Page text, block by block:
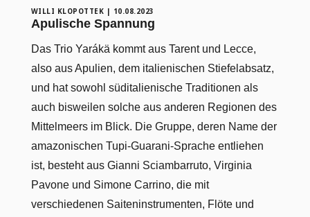
WILLI KLOPOTTEK | 10.08.2023
Apulische Spannung
Das Trio Yarákä kommt aus Tarent und Lecce,
also aus Apulien, dem italienischen Stiefelabsatz,
und hat sowohl süditalienische Traditionen als
auch bisweilen solche aus anderen Regionen des
Mittelmeers im Blick. Die Gruppe, deren Name der
amazonischen Tupi-Guarani-Sprache entliehen
ist, besteht aus Gianni Sciambarruto, Virginia
Pavone und Simone Carrino, die mit
verschiedenen Saiteninstrumenten, Flöte und